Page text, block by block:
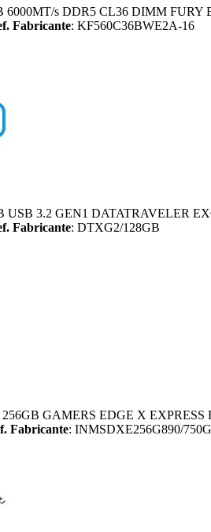
6000MT/s DDR5 CL36 DIMM FURY
Fabricante: KF560C36BWE2A-16
USB 3.2 GEN1 DATATRAVELER
Fabricante: DTXG2/128GB
GAMERS EDGE X
Fabricante: INMSDXE256G890/